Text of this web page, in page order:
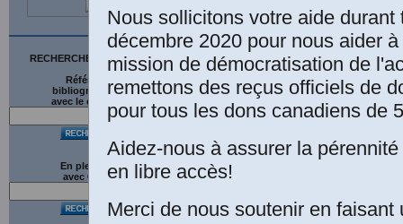
RECHERCHE SUR LE SITE
Références
bibliographiques
avec le catalogue
En plein texte
avec G gle
éclaté.”
revue
41-42,
théorie,
Texte
Nous sollicitons votre aide durant
décembre 2020 pour nous aider
mission de démocratisation de
remettons des reçus officiels de
pour tous les dons canadiens de
Aidez-nous à assurer la
en libre accès!
Merci de nous soutenir en faisant